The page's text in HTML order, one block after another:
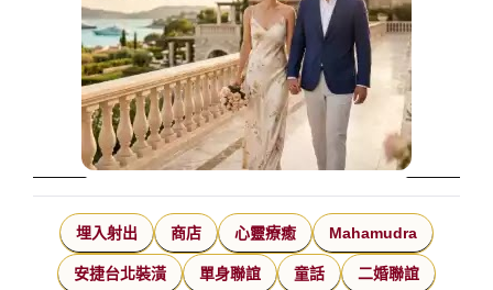
埋入射出 商店 心靈療癒 Mahamudra
安捷台北裝潢 單身聯誼 童話 二婚聯誼